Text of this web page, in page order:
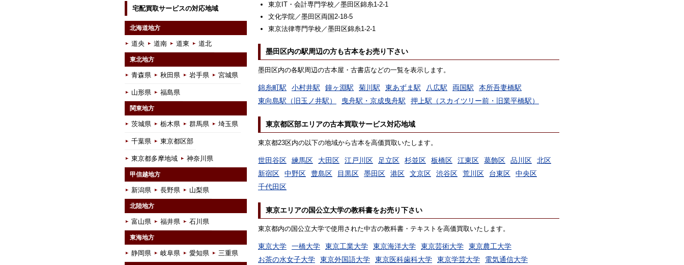
東京IT・会計専門学校／墨田区錦糸1-2-1
文化学院／墨田区両国2-18-5
東京法律専門学校／墨田区錦糸1-2-1
墨田区内の駅周辺の方も古本をお売り下さい
墨田区内の各駅周辺の古本屋・古書店などの一覧を表示します。
錦糸町駅 小村井駅 鐘ヶ淵駅 菊川駅 東あずま駅 八広駅 両国駅
本所吾妻橋駅
東向島駅（旧玉ノ井駅）
曳舟駅・京成曳舟駅 押上駅（スカイツリー前・旧業平橋駅）
東京都区部エリアの古本買取サービス対応地域
東京都23区内の以下の地域から古本を高価買取いたします。
世田谷区 練馬区 大田区 江戸川区 足立区 杉並区 板橋区 江東区 葛飾区 品川区
北区
新宿区
中野区 豊島区 目黒区 墨田区 港区 文京区 渋谷区 荒川区 台東区
中央区
千代田区
東京エリアの国公立大学の教科書をお売り下さい
東京都内の国公立大学で使用された中古の教科書・テキストを高価買取いたします。
東京大学 一橋大学 東京工業大学 東京海洋大学 東京芸術大学
東京農工大学
お茶の水女子大学
東京外国語大学 東京医科歯科大学 東京学芸大学
電気通信大学
宅配買取サービスの対応地域
北海道地方
道央 道南 道東 道北
東北地方
青森県 秋田県 岩手県 宮城県
山形県 福島県
関東地方
茨城県 栃木県 群馬県 埼玉県
千葉県 東京都区部
東京都多摩地域 神奈川県
甲信越地方
新潟県 長野県 山梨県
北陸地方
富山県 福井県 石川県
東海地方
静岡県 岐阜県 愛知県 三重県